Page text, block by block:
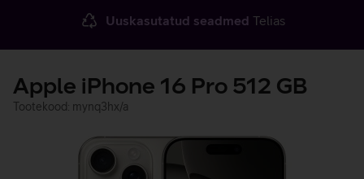
Uuskasutatud seadmed Telias
Apple iPhone 16 Pro 512 GB
Tootekood: mynq3hx/a